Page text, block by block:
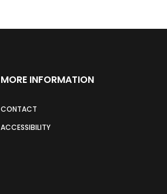
MORE INFORMATION
CONTACT
ACCESSIBILITY